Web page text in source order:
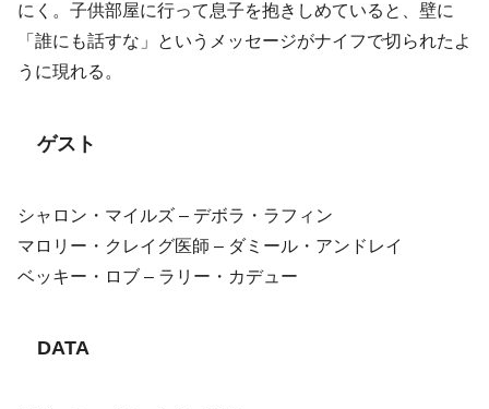
にく。子供部屋に行って息子を抱きしめていると、壁に
「誰にも話すな」というメッセージがナイフで切られたよ
うに現れる。
ゲスト
シャロン・マイルズ – デボラ・ラフィン
マロリー・クレイグ医師 – ダミール・アンドレイ
ベッキー・ロブ – ラリー・カデュー
DATA